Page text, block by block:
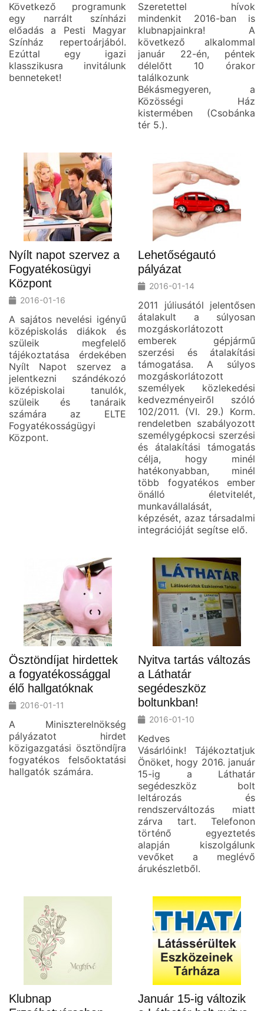
Következő programunk
egy narrált színházi
előadás a Pesti Magyar
Színház repertoárjából.
Ezúttal egy igazi
klasszikusra invitálunk
benneteket!
Szeretettel hívok
mindenkit 2016-ban is
klubnapjainkra! A
következő alkalommal
január 22-én, péntek
délelőtt 10 órakor
találkozunk
Békásmegyeren, a
Közösségi Ház
kistermében (Csobánka
tér 5.).
Nyílt napot szervez a
Fogyatékosügyi
Központ
2016-01-16
A sajátos nevelési igényű
középiskolás diákok és
szüleik megfelelő
tájékoztatása érdekében
Nyílt Napot szervez a
jelentkezni szándékozó
középiskolai tanulók,
szüleik és tanáraik
számára az ELTE
Fogyatékosságügyi
Központ.
Lehetőségautó
pályázat
2016-01-14
2011 júliusától jelentősen
átalakult a súlyosan
mozgáskorlátozott
emberek gépjármű
szerzési és átalakítási
támogatása. A súlyos
mozgáskorlátozott
személyek közlekedési
kedvezményeiről szóló
102/2011. (VI. 29.) Korm.
rendeletben szabályozott
személygépkocsi szerzési
és átalakítási támogatás
célja, hogy minél
hatékonyabban, minél
több fogyatékos ember
önálló életvitelét,
munkavállalását,
képzését, azaz társadalmi
integrációját segítse elő.
Ösztöndíjat hirdettek
a fogyatékossággal
élő hallgatóknak
2016-01-11
A Miniszterelnökség
pályázatot hirdet
közigazgatási ösztöndíjra
fogyatékos felsőoktatási
hallgatók számára.
Nyitva tartás változás
a Láthatár
segédeszköz
boltunkban!
2016-01-10
Kedves
Vásárlóink! Tájékoztatjuk
Önöket, hogy 2016. január
15-ig a Láthatár
segédeszköz bolt
leltározás és
rendszerváltozás miatt
zárva tart. Telefonon
történő egyeztetés
alapján kiszolgálunk
vevőket a meglévő
árukészletből.
Klubnap
Január 15-ig változik